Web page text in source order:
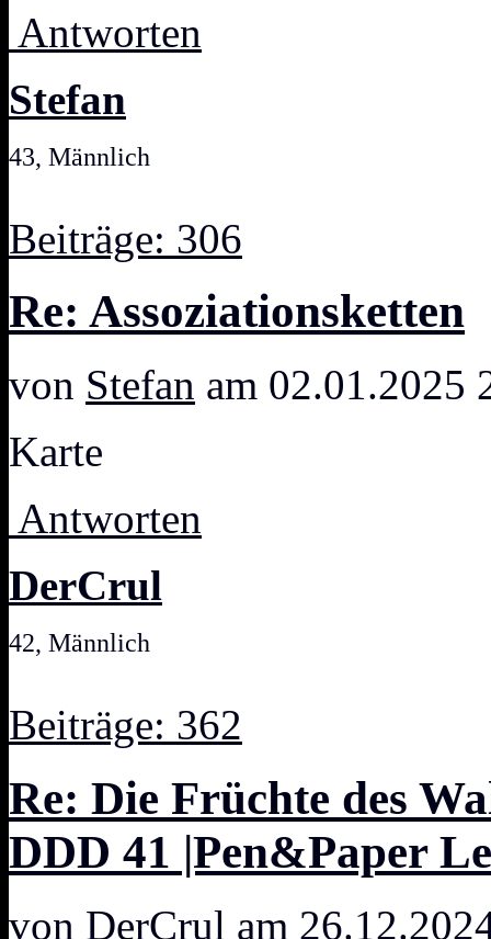
Antworten
Stefan
43, Männlich
Beiträge: 306
Re: Assoziationsketten
von Stefan am 02.01.2025
Karte
Antworten
DerCrul
42, Männlich
Beiträge: 362
Re: Die Früchte des
DDD 41 |Pen&Paper
von DerCrul am